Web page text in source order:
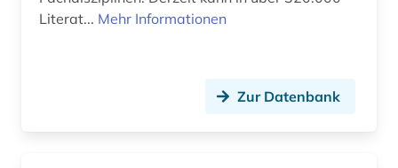
Literat... Mehr Informationen
Zur Datenbank